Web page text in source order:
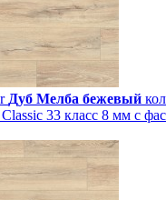
Дуб Мелба бежевый
33 класс 8 мм с